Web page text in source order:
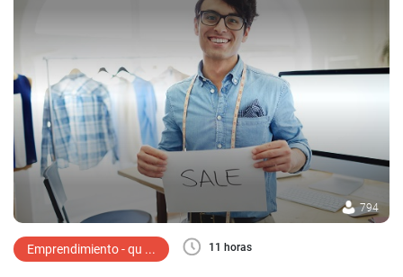
794
Emprendimiento - qu ... 11 horas